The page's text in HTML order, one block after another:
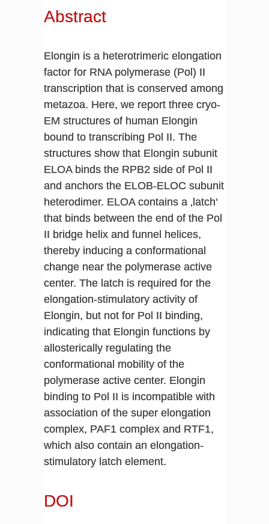
Abstract
Elongin is a heterotrimeric elongation
factor for RNA polymerase (Pol) II
transcription that is conserved among
metazoa. Here, we report three cryo-
EM structures of human Elongin
bound to transcribing Pol II. The
structures show that Elongin subunit
ELOA binds the RPB2 side of Pol II
and anchors the ELOB-ELOC subunit
heterodimer. ELOA contains a ‚latch‘
that binds between the end of the Pol
II bridge helix and funnel helices,
thereby inducing a conformational
change near the polymerase active
center. The latch is required for the
elongation-stimulatory activity of
Elongin, but not for Pol II binding,
indicating that Elongin functions by
allosterically regulating the
conformational mobility of the
polymerase active center. Elongin
binding to Pol II is incompatible with
association of the super elongation
complex, PAF1 complex and RTF1,
which also contain an elongation-
stimulatory latch element.
DOI